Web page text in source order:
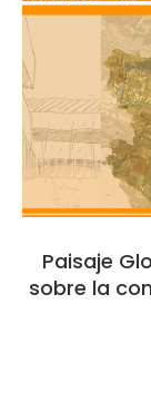
Paisaje
sobre la